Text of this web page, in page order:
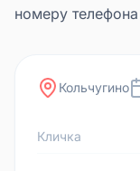
номеру
Кольчугино
Кличка